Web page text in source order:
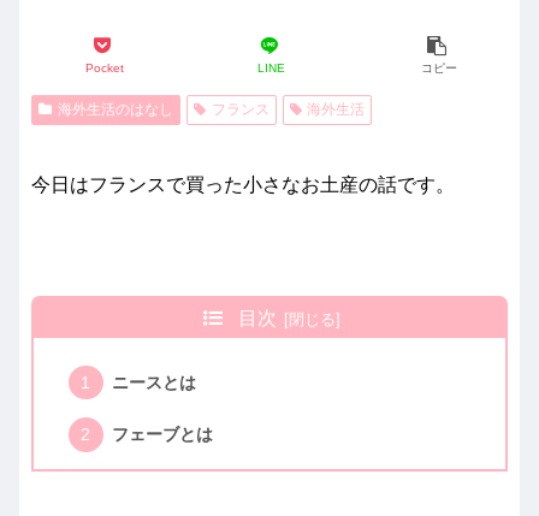
Pocket LINE コピー
海外生活のはなし フランス 海外生活
今日はフランスで買った小さなお土産の話です。
目次
ニースとは
フェーブとは